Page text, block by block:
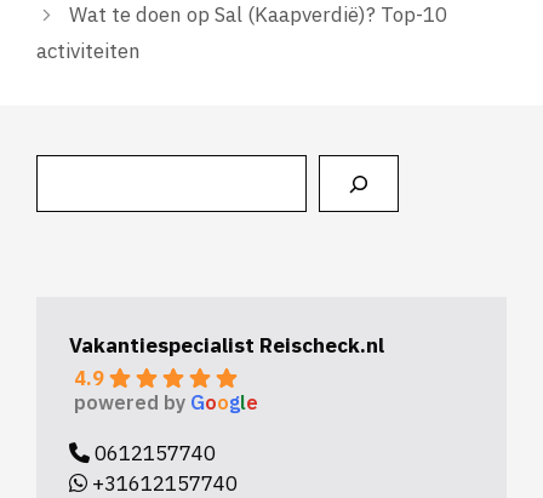
Wat te doen op Sal (Kaapverdië)? Top-10
activiteiten
Vakantiespecialist Reischeck.nl
4.9
powered by Google
0612157740
+31612157740